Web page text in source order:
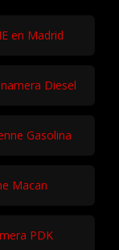
en Madrid
Diesel
Gasolina
Macan
PDK